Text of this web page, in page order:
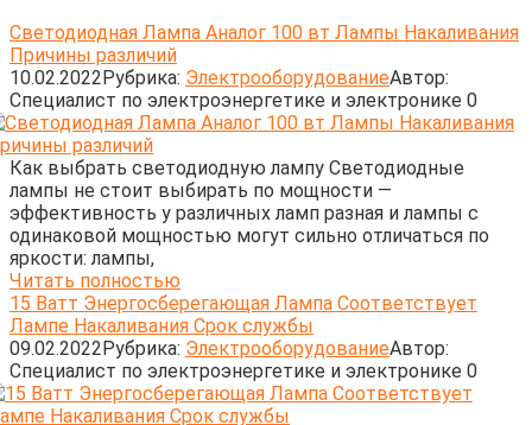
Светодиодная Лампа Аналог 100 вт Лампы Накаливания
Причины различий
10.02.2022Рубрика: ЭлектрооборудованиеАвтор:
Cпециалист по электроэнергетике и электронике 0
Как выбрать светодиодную лампу Светодиодные
лампы не стоит выбирать по мощности —
эффективность у различных ламп разная и лампы с
одинаковой мощностью могут сильно отличаться по
яркости: лампы,
Читать полностью
15 Ватт Энергосберегающая Лампа Соответствует
Лампе Накаливания Срок службы
09.02.2022Рубрика: ЭлектрооборудованиеАвтор:
Cпециалист по электроэнергетике и электронике 0